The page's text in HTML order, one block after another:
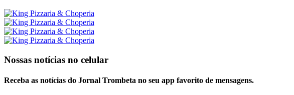
Nossas notícias no celular
Receba as notícias do Jornal Trombeta no seu app favorito de mensagens.